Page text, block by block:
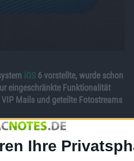
Ihre
iOS 6 vorstellte, wurde schon
eingeschränkte Funktionalität
Mails und geteilte Fotostreams
und einige Besitzer von
Speziell handelt es sich
Diese Features sollten den